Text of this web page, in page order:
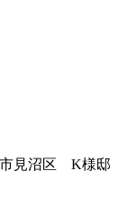
市見沼区 K様邸